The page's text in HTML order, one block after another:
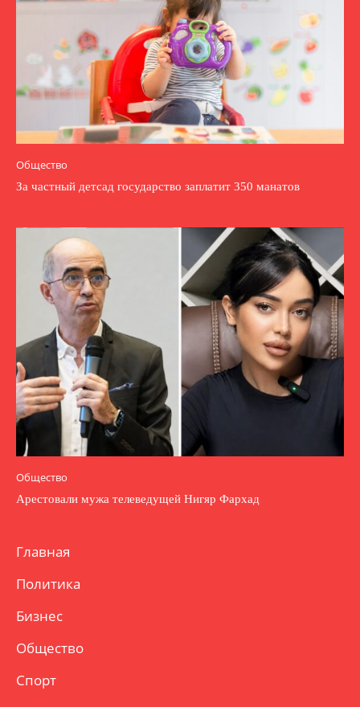
Общество
За частный детсад государство заплатит 350 манатов
Общество
Арестовали мужа телеведущей Нигяр Фархад
Главная
Политика
Бизнес
Общество
Спорт